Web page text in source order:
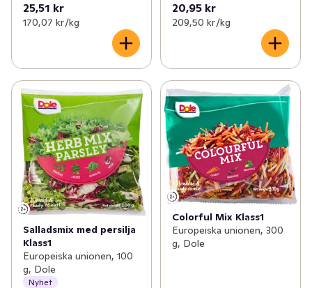
25,51 kr
170,07 kr /kg
20,95 kr
209,50 kr /kg
Salladsmix med persilja
Klass1
Europeiska unionen, 100
g, Dole
Nyhet
Colorful Mix Klass1
Europeiska unionen, 300
g, Dole